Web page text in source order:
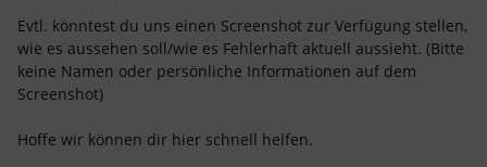
Evtl. könntest du uns einen Screenshot zur Verfügung stellen,
wie es aussehen soll/wie es Fehlerhaft aktuell aussieht. (Bitte
keine Namen oder persönliche Informationen auf dem
Screenshot)
Hoffe wir können dir hier schnell helfen.